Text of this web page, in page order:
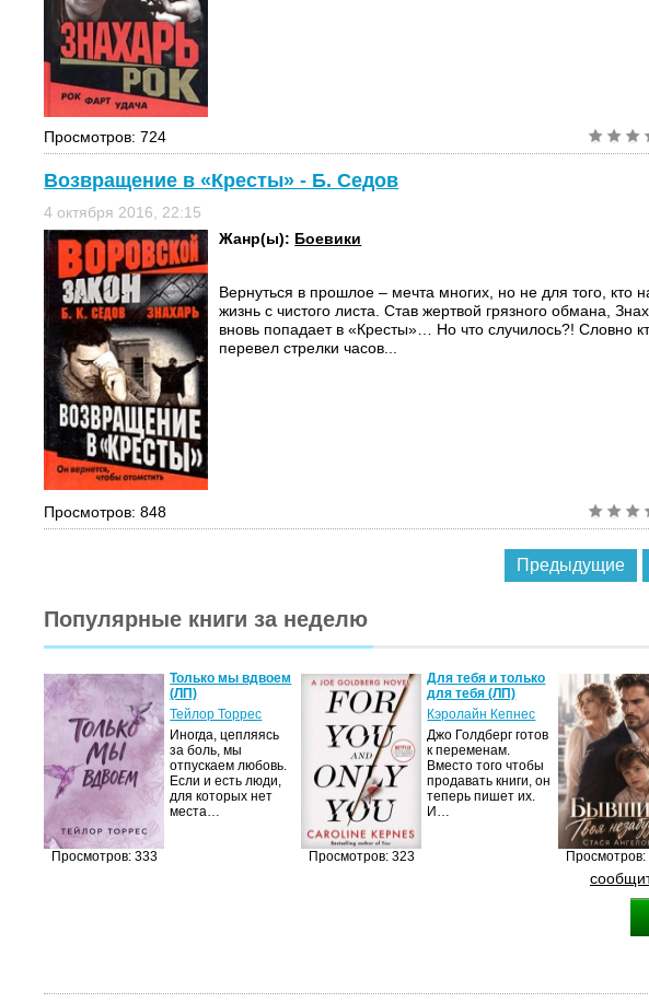
Просмотров: 724
Возвращение в «Кресты» - Б. Седов
4 октября 2016, 22:15
Жанр(ы): Боевики
Вернуться в прошлое – мечта многих, но не для того, кто
жизнь с чистого листа. Став жертвой грязного обмана,
вновь попадает в «Кресты»… Но что случилось?! Словно
перевел стрелки часов...
Просмотров: 848
Предыдущие
Популярные книги за неделю
Просмотров: 333
Только мы вдвоем
(ЛП)
Тейлор Торрес
Иногда, цепляясь
за боль, мы
отпускаем любовь.
Если и есть люди,
для которых нет
места…
Просмотров: 323
Для тебя и только
для тебя (ЛП)
Кэролайн Кепнес
Джо Голдберг готов
к переменам.
Вместо того чтобы
продавать книги, он
теперь пишет их.
И…
Просмотров: